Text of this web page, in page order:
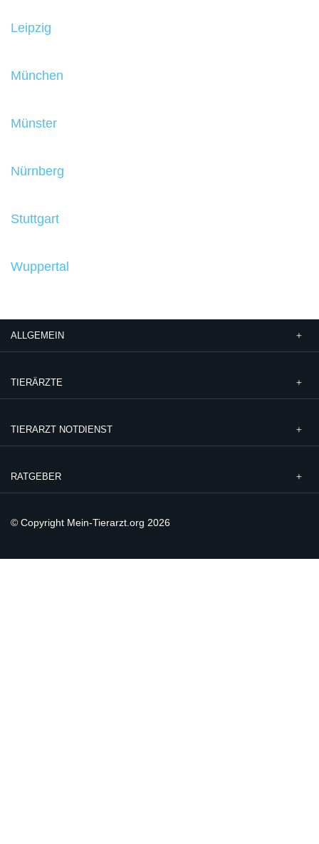
Leipzig
München
Münster
Nürnberg
Stuttgart
Wuppertal
ALLGEMEIN
TIERÄRZTE
TIERARZT NOTDIENST
RATGEBER
© Copyright Mein-Tierarzt.org 2026